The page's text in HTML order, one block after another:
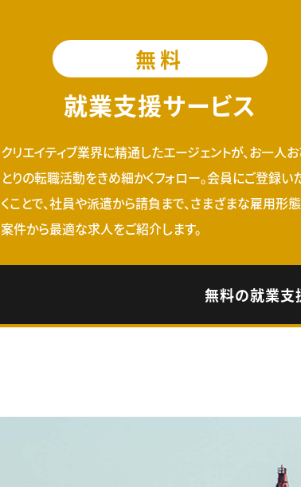
無料
就業支援サービス
クリエイティブ業界に精通したエージェントが、お一人
とりの転職活動をきめ細かくフォロー。会員にご登録い
くことで、社員や派遣から請負まで、さまざまな雇用形
案件から最適な求人をご紹介します。
無料の就業支